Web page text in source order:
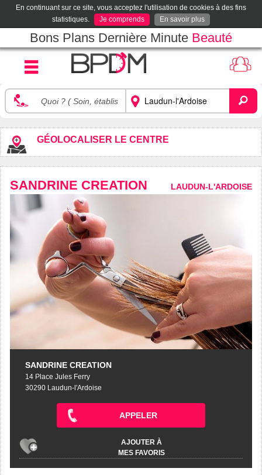
En continuant sur ce site, vous acceptez l'utilisation de cookies à des fins
statistiques.
Je comprends En savoir plus
Bons Plans Dernière Minute Beauté
GÉOLOCALISER LE CENTRE
SANDRINE CREATION LAUDUN-L'ARDOISE
SANDRINE CREATION
14 Place Jules Ferry
30290 Laudun-l'Ardoise
APPELER
AJOUTER À
MES FAVORIS